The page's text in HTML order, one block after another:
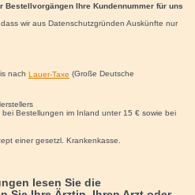
Bestellvorgängen Ihre Kundennummer für uns
wir aus Datenschutzgründen Auskünfte nur
nach Lauer-Taxe (Große Deutsche
bei Bestellungen im Inland unter 15 €sowie bei
einer gesetzl. Krankenkasse.
lesen Sie die